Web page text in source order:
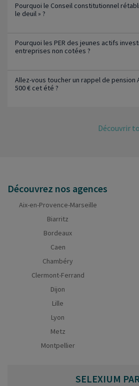
Pourquoi le Conseil constitutionnel
le deuil » ?
Pourquoi les PER des jeunes actifs
entreprises non cotées ?
Allez-vous toucher un rappel de pension
500 € cet été ?
Découvrir
Découvrez nos agences
Aix-en-Provence-Marseille
Biarritz
Bordeaux
Caen
Chambéry
Clermont-Ferrand
Dijon
Lille
Lyon
Metz
Montpellier
SELEXIUM